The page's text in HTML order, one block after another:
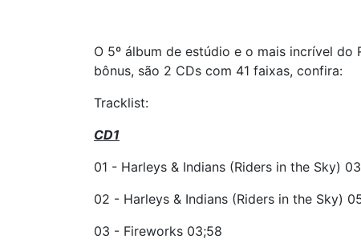
O 5º álbum de estúdio e o mais incrível
bônus, são 2 CDs com 41 faixas, confira:
Tracklist:
CD1
01 - Harleys & Indians (Riders in the Sky)
02 - Harleys & Indians (Riders in the Sky)
03 - Fireworks 03;58